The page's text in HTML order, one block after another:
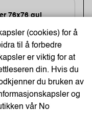
76x76 gul
lager.
(cookies) for å
til å forbedre
er viktig for at
din. Hvis du
du bruken av
og
vårNo